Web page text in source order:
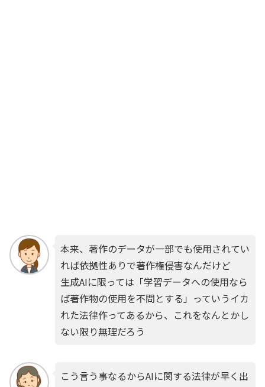
本来、著作のデータが一部でも使用されてい
れば依拠性ありで著作権侵害なんだけど
生成AIに限っては「学習データへの使用なら
ば著作物の使用を不問とする」っていうイカ
れた法律作ってあるから、これをなんとかし
ない限り無理だろう
こう言う事なるからAIに関する法律が早く出